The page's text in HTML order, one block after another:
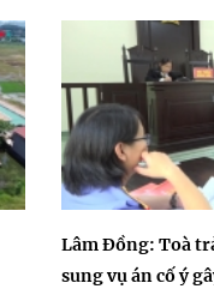
Lâm Đồng: Toà
sung vụ án cố ý